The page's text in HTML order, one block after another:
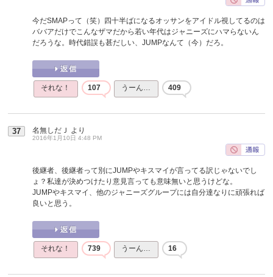
今だSMAPって（笑）四十半ばになるオッサンをアイドル視してるのは
ババアだけでこんなザマだから若い年代はジャニーズにハマらないん
だろうな。時代錯誤も甚だしい、JUMPなんて（今）だろ。
それな！ 107 うーん… 409
37 名無しだＪ より
2016年1月10日 4:48 PM
後継者、後継者って別にJUMPやキスマイが言ってる訳じゃないでし
ょ？私達が決めつけたり意見言っても意味無いと思うけどな。
JUMPやキスマイ、他のジャニーズグループには自分達なりに頑張れば
良いと思う。
それな！ 739 うーん… 16